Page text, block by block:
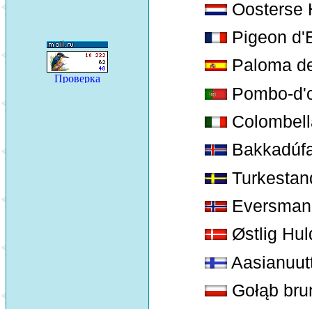
Oosterse
Pigeon
Paloma
Pombo-
Østlig
Gołąb